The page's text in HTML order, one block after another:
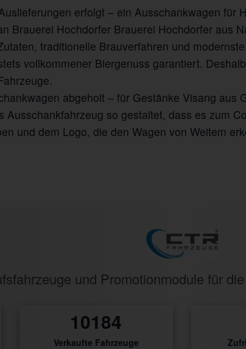
erfolgt – ein Ausschankwagen für
Brauerei Hochdorfer Brauerei Hochdorfer aus
traditionelle Brauverfahren und
vollkommener Biergenuss garantiert.
abgeholt – für Gestänke Visang
Ausschankfahrzeug so gestaltet, dass es zum
und dem Logo, die den Wagen von Weitem
und Promotionmodule für
286
Verkaufte Fahrzeuge